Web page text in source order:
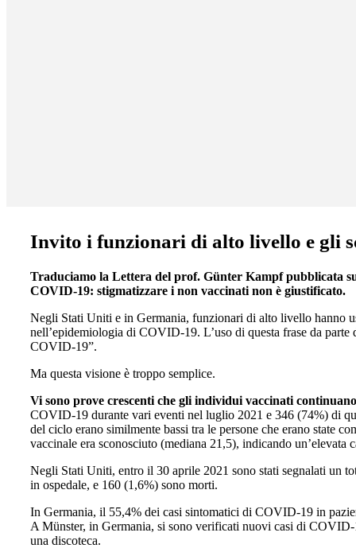
Invito i funzionari di alto livello e gli
Traduciamo la Lettera del prof. Günter Kampf pubblicata
COVID-19: stigmatizzare i non vaccinati non è giustificato.
Negli Stati Uniti e in Germania, funzionari di alto livello hanno
nell’epidemiologia di COVID-19. L’uso di questa frase da
COVID-19”.
Ma questa visione è troppo semplice.
Vi sono prove crescenti che gli individui vaccinati
COVID-19 durante vari eventi nel luglio 2021 e 346 (74%) di
del ciclo erano similmente bassi tra le persone che erano state
vaccinale era sconosciuto (mediana 21,5), indicando un’elevata
Negli Stati Uniti, entro il 30 aprile 2021 sono stati segnalati un
in ospedale, e 160 (1,6%) sono morti.
In Germania, il 55,4% dei casi sintomatici di COVID-19 in
A Münster, in Germania, si sono verificati nuovi casi di
una discoteca.